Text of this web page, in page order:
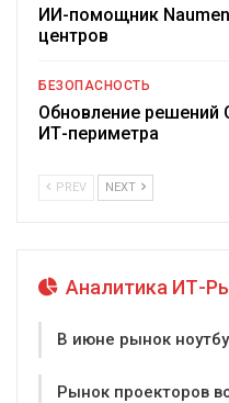
ИИ-помощник
центров
БЕЗОПАСНОСТЬ
Обновление решений
ИТ-периметра
PREV NEXT
Аналитика ИТ-
В июне рынок
Рынок проекторов